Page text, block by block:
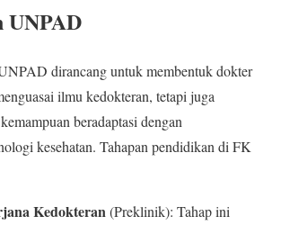
UNPAD
dirancang untuk membentuk dokter
ilmu kedokteran, tetapi juga
beradaptasi dengan
kesehatan. Tahapan pendidikan di FK
Kedokteran(Preklinik): Tahap ini